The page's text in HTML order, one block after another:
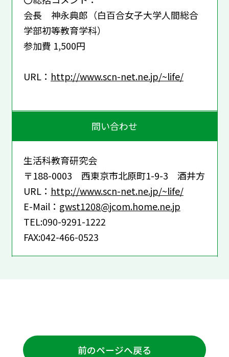
会長 神永典郎（白百合女子大学人間総合
学部初等教育学科）
参加費 1,500円
URL： http://www.scn-net.ne.jp/~life/
問い合わせ
生活科教育研究会
〒188-0003 西東京市北原町1-9-3 酒井方
URL： http://www.scn-net.ne.jp/~life/
E-Mail： gwst1208@jcom.home.ne.jp
TEL:090-9291-1222
FAX:042-466-0523
前のページへ戻る